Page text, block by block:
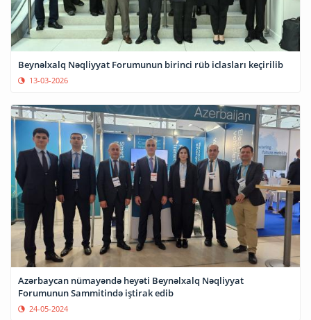
Beynəlxalq Nəqliyyat Forumunun birinci rüb iclasları keçirilib
13-03-2026
Azərbaycan nümayəndə heyəti Beynəlxalq Nəqliyyat
Forumunun Sammitində iştirak edib
24-05-2024